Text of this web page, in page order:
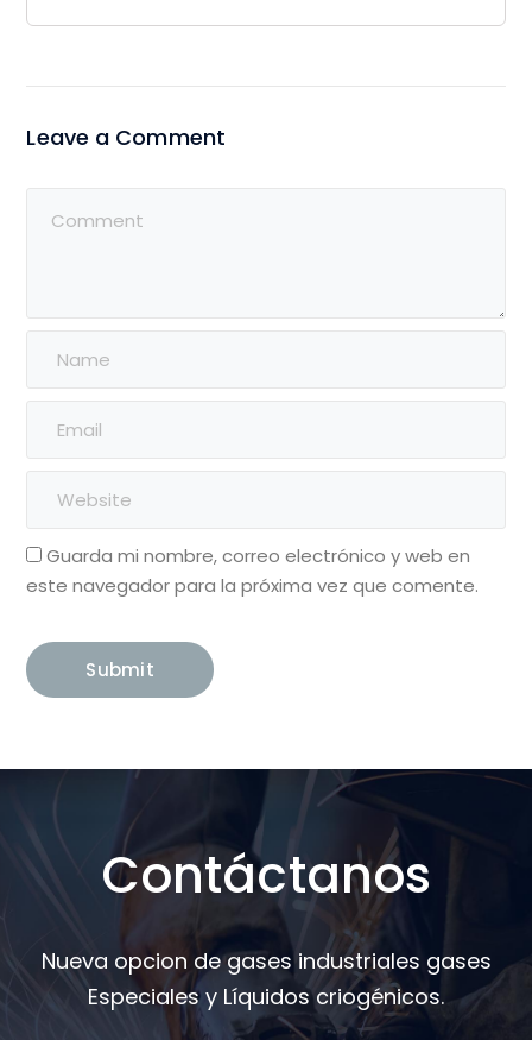
Leave a Comment
Guarda mi nombre, correo electrónico y web en
este navegador para la próxima vez que comente.
Contáctanos
Nueva opcion de gases industriales gases
Especiales y Líquidos criogénicos.